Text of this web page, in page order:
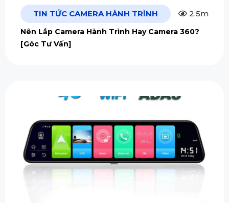
TIN TỨC CAMERA HÀNH TRÌNH 2.5m
Nên Lắp Camera Hành Trình Hay Camera 360?
[Góc Tư Vấn]